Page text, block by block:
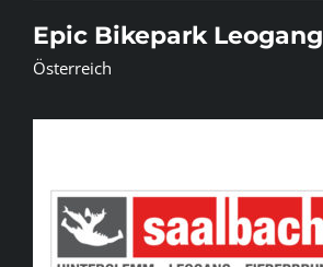
Epic Bikepark Leogang
Österreich